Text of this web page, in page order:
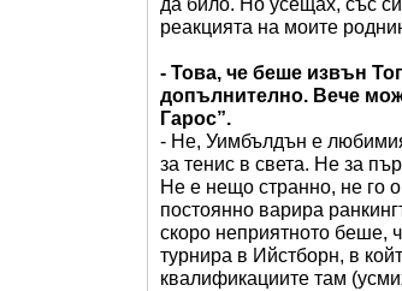
да било. Но усещах, със
реакцията на моите
- Това, че беше извън
допълнително. Вече
Гарос”.
- Не, Уимбълдън е
за тенис в света. Не за
Не е нещо странно, не го
постоянно варира
скоро неприятното беше,
турнира в Ийстборн, в
квалификациите там